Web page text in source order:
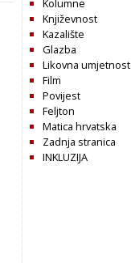
Književnost
Kazalište
Glazba
Likovna umjetnost
Film
Povijest
Feljton
Matica hrvatska
Zadnja stranica
INKLUZIJA